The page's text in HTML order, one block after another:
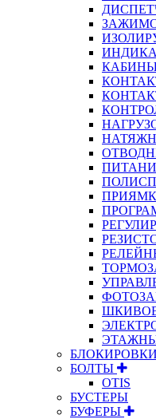
БЛОКИРОВКИ
БОЛТЫ
OTIS
БУСТЕРЫ
БУФЕРЫ